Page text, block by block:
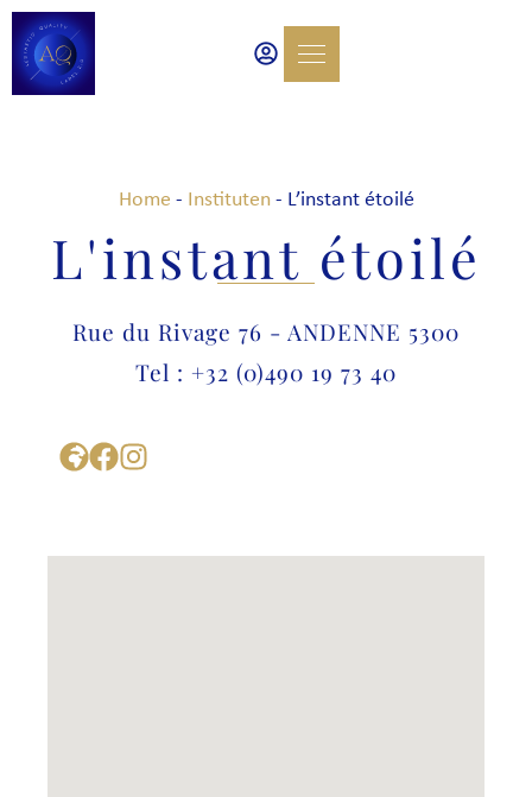
Home - Instituten- L’instant étoilé
L'instant étoilé
Rue du Rivage 76 - ANDENNE 5300
Tel : +32 (0)490 19 73 40